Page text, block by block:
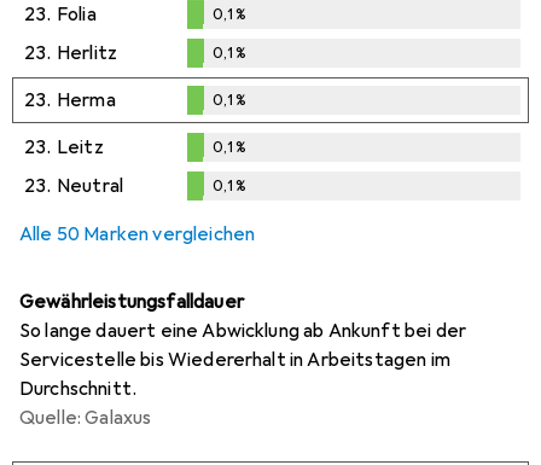
23. Folia
%
0,1%
23. Herlitz
0,1%
0,1%
23. Herma
0,1%
0,1%
23. Leitz
%
0,1%
23. Neutral 0,1%
Alle 50 Marken vergleichen
Gewährleistungsfalldauer
So lange dauert eine Abwicklung ab Ankunft bei der
Servicestelle bis Wiedererhalt in Arbeitstagen im
Durchschnitt.
Quelle: Galaxus